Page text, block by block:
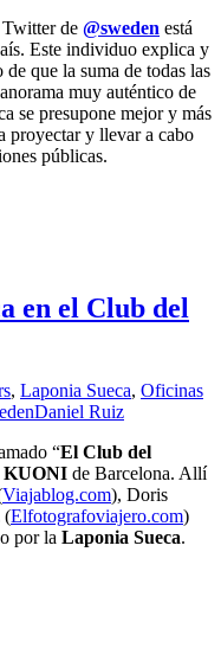
Twitter de @sweden está
Este individuo explica y
que la suma de todas las
muy auténtico de
se presupone mejor y más
proyectar y llevar a cabo
públicas.
en el Club del
, Laponia Sueca, Oficinas
Daniel Ruiz
“El Club del
KUONI de Barcelona. Allí
Viajablog.com), Doris
(Elfotografoviajero.com)
por la Laponia Sueca.